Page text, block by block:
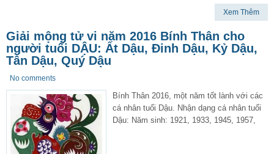
Xem Thêm
Giải mộng tử vi năm 2016 Bính Thân cho
người tuổi DẬU: Ất Dậu, Đinh Dậu, Kỷ Dậu,
Tân Dậu, Quý Dậu
No comments
Bính Thân 2016, một năm tốt lành với các
cá nhân tuổi Dậu. Nhận dạng cá nhân tuổi
Dậu: Năm sinh: 1921, 1933, 1945, 1957,